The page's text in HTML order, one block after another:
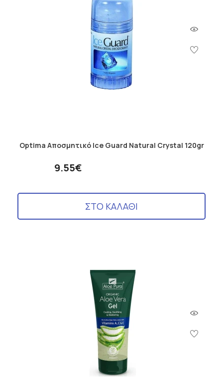
Optima Αποσμητικό Ice Guard Natural Crystal 120gr
9.55€
ΣΤΟ ΚΑΛΑΘΙ